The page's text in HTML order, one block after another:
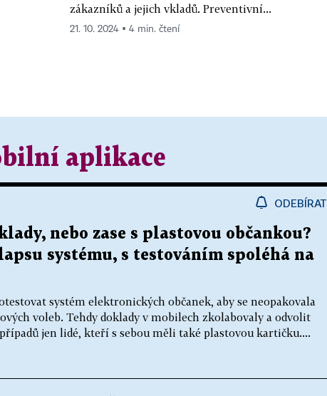
zákazníků a jejich vkladů. Preventivní...
21. 10. 2024 ▪ 4 min. čtení
aplikace
ODEBÍRAT
nebo zase s plastovou občankou?
systému, s testováním spoléhá na
systém elektronických občanek, aby se neopakovala
voleb. Tehdy doklady v mobilech zkolabovaly a odvolit
jen lidé, kteří s sebou měli také plastovou kartičku....